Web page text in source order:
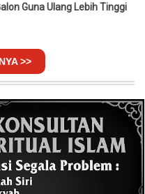
Guna Ulang Lebih Tinggi
>>